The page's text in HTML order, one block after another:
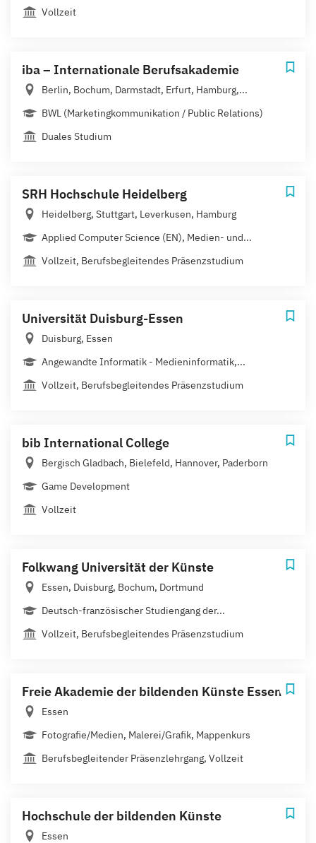
Vollzeit
iba – Internationale Berufsakademie
Berlin, Bochum, Darmstadt, Erfurt, Hamburg,...
BWL (Marketingkommunikation / Public Relations)
Duales Studium
SRH Hochschule Heidelberg
Heidelberg, Stuttgart, Leverkusen, Hamburg
Applied Computer Science (EN), Medien- und...
Vollzeit, Berufsbegleitendes Präsenzstudium
Universität Duisburg-Essen
Duisburg, Essen
Angewandte Informatik - Medieninformatik,...
Vollzeit, Berufsbegleitendes Präsenzstudium
bib International College
Bergisch Gladbach, Bielefeld, Hannover, Paderborn
Game Development
Vollzeit
Folkwang Universität der Künste
Essen, Duisburg, Bochum, Dortmund
Deutsch-französischer Studiengang der...
Vollzeit, Berufsbegleitendes Präsenzstudium
Freie Akademie der bildenden Künste Essen
Essen
Fotografie/Medien, Malerei/Grafik, Mappenkurs
Berufsbegleitender Präsenzlehrgang, Vollzeit
Hochschule der bildenden Künste
Essen